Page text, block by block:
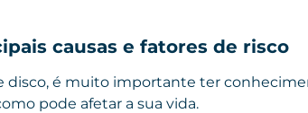
causas e fatores de risco
disco, é muito importante ter
pode afetar a sua vida.